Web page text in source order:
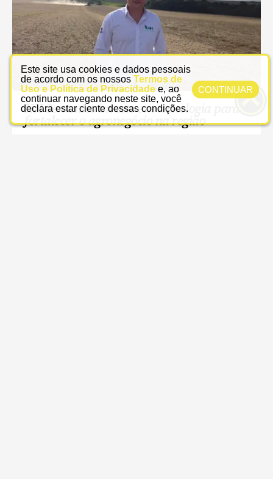
NH Sementes investe em tecnologia para
fortalecer o agronegócio na região
Este site usa cookies e dados pessoais
de acordo com os nossos Termos de
Uso e Política de Privacidade e, ao
continuar navegando neste site, você
declara estar ciente dessas condições.
CONTINUAR